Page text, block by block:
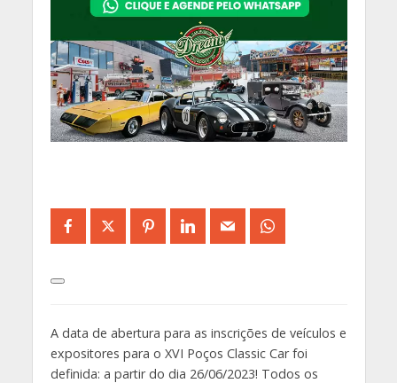
A data de abertura para as inscrições de veículos e
expositores para o XVI Poços Classic Car foi
definida: a partir do dia 26/06/2023! Todos os